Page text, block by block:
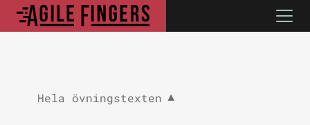
Hela övningstexten ▼